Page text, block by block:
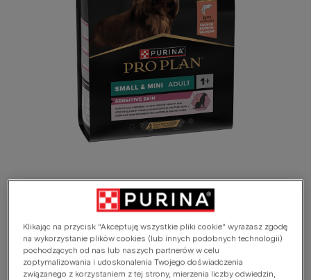
Wspiera zdrową skórę i lśniącą sierść
Naukowo opracowana, aby wspierać
zdrową skórę i błyszczącą sierść
Klikając na przycisk “Akceptuję wszystkie pliki cookie” wyrażasz zgodę
na wykorzystanie plików cookies (lub innych podobnych technologii)
pochodzących od nas lub naszych partnerów w celu
zoptymalizowania i udoskonalenia Twojego doświadczenia
związanego z korzystaniem z tej strony, mierzenia liczby odwiedzin,